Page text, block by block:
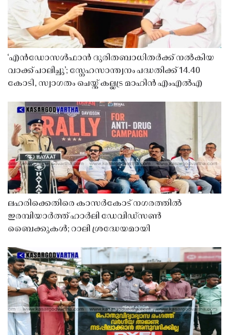
‘എൻഡോസൾഫാൻ ദുരിതബാധിതർക്ക് നൽകിയ
വാക്ക് പാലിച്ചു’; സ്നേഹസാന്ത്വനം പദ്ധതിക്ക് 14.40
കോടി, സ്വാഗതം ചെയ്ത് കല്ലട്ര മാഹിൻ എംഎൽഎ
ലഹരിക്കെതിരെ കാസർകോട് നഗരത്തിൽ
ഇരമ്പിയാർത്ത് ഹാർലി ഡേവിഡ്‌സൺ
ബൈക്കുകൾ; റാലി ശ്രദ്ധേയമായി